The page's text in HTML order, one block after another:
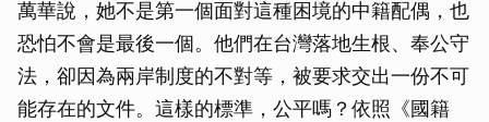
萬華說，她不是第一個面對這種困境的中籍配偶，也
恐怕不會是最後一個。他們在台灣落地生根、奉公守
法，卻因為兩岸制度的不對等，被要求交出一份不可
能存在的文件。這樣的標準，公平嗎？依照《國籍